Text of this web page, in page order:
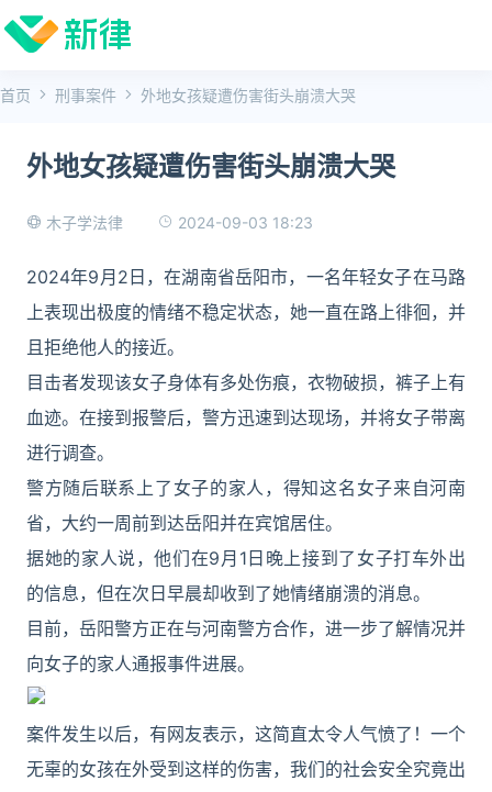
首页 刑事案件 外地女孩疑遭伤害街头崩溃大哭
外地女孩疑遭伤害街头崩溃大哭
木子学法律 2024-09-03 18:23
2024年9月2日，在湖南省岳阳市，一名年轻女子在马路
上表现出极度的情绪不稳定状态，她一直在路上徘徊，并
且拒绝他人的接近。
目击者发现该女子身体有多处伤痕，衣物破损，裤子上有
血迹。在接到报警后，警方迅速到达现场，并将女子带离
进行调查。
警方随后联系上了女子的家人，得知这名女子来自河南
省，大约一周前到达岳阳并在宾馆居住。
据她的家人说，他们在9月1日晚上接到了女子打车外出
的信息，但在次日早晨却收到了她情绪崩溃的消息。
目前，岳阳警方正在与河南警方合作，进一步了解情况并
向女子的家人通报事件进展。
案件发生以后，有网友表示，这简直太令人气愤了！一个
无辜的女孩在外受到这样的伤害，我们的社会安全究竟出